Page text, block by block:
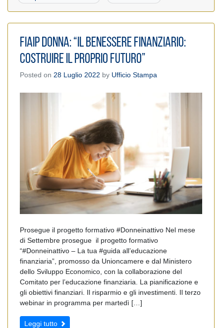
Fiaip Donna: “Il benessere finanziario:
costruire il proprio futuro”
Posted on 28 Luglio 2022 by Ufficio Stampa
Prosegue il progetto formativo #Donneinattivo Nel mese
di Settembre prosegue il progetto formativo
“#Donneinattivo – La tua #guida all’educazione
finanziaria”, promosso da Unioncamere e dal Ministero
dello Sviluppo Economico, con la collaborazione del
Comitato per l’educazione finanziaria. La pianificazione e
gli obiettivi finanziari. Il risparmio e gli investimenti. Il terzo
webinar in programma per martedì […]
Leggi tutto